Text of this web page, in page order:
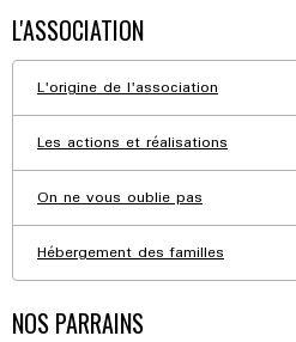
L'ASSOCIATION
L'origine de l'association
Les actions et réalisations
On ne vous oublie pas
Hébergement des familles
NOS PARRAINS